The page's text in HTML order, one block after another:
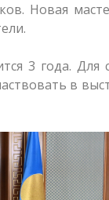
Новая
3 года.
в